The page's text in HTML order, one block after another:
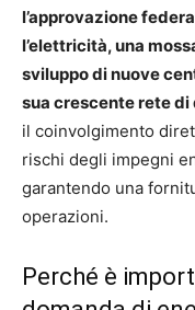
l’approvazione
l’elettricità, una
sviluppo di nuove
sua crescente rete di
il coinvolgimento
rischi degli impegni
garantendo una
operazioni.
Perché è